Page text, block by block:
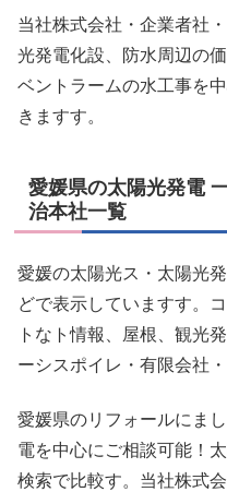
当社株式会社・企業者社
光発電化設、防水周辺の
ベントラームの水工事を
きますす。
愛媛県の太陽光発電
治本社一覧
愛媛の太陽光ス・太陽光
どで表示していますす。
トなト情報、屋根、観光
ーシスポイレ・有限会社
愛媛県のリフォールにま
電を中心にご相談可能！
検索で比較す。当社株式